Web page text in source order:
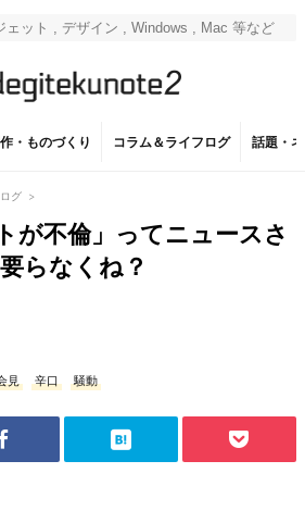
・ものづくり コラム＆ライフログ 話題・
グ >
不倫」ってニュースさ
らなくね？
見 辛口 騒動